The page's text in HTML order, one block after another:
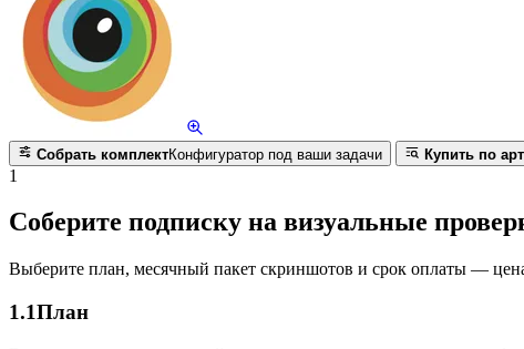
Собрать комплектКонфигуратор под ваши задачи Купить по
1
Соберите подписку на визуальные
Выберите план, месячный пакет скриншотов и срок оплаты — цена
1.1План